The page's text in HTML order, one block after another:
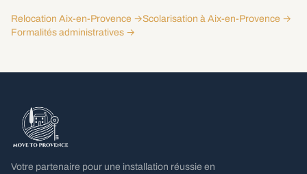
Relocation Aix-en-Provence →Scolarisation à Aix-en-Provence →
Formalités administratives →
Votre partenaire pour une installation réussie en